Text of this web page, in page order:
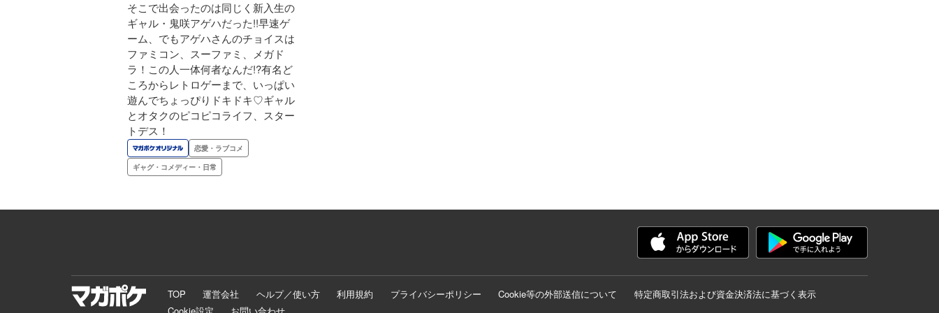
そこで出会ったのは同じく新入生の
ギャル・鬼咲アゲハだった!!早速ゲ
ーム、でもアゲハさんのチョイスは
ファミコン、スーファミ、メガド
ラ！この人一体何者なんだ!?有名ど
ころからレトロゲーまで、いっぱい
遊んでちょっぴりドキドキ♡ギャル
とオタクのピコピコライフ、スター
トデス！
恋愛・ラブコメ
ギャグ・コメディー・日常
TOP 運営会社 ヘルプ／使い方 利用規約 プライバシーポリシー Cookie等の外部送信について
特定商取引法および資金決済法に基づく表示